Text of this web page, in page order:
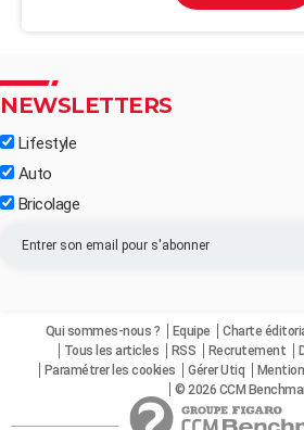
NEWSLETTERS
Lifestyle
Auto
Bricolage
Qui sommes-nous ? Equipe Charte
Tous les articles
RSS Recrutement
Paramétrer les cookies
Gérer Utiq
© 2026 CCM